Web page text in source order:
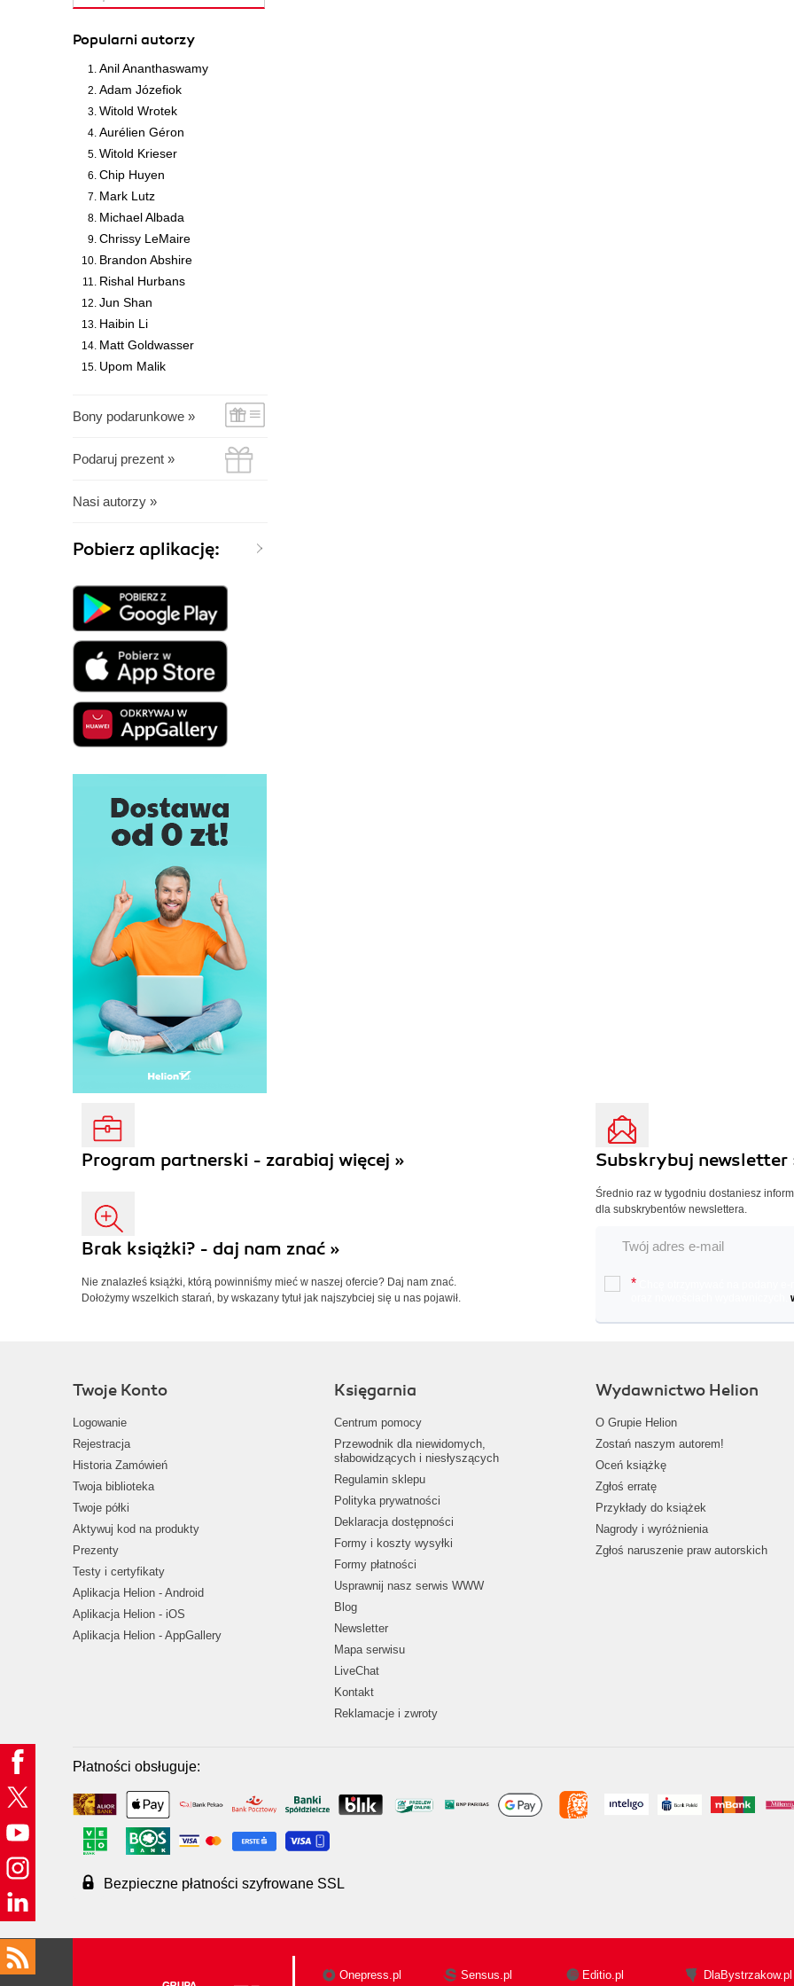
Popularni autorzy
Anil Ananthaswamy
Adam Józefiok
Witold Wrotek
Aurélien Géron
Witold Krieser
Chip Huyen
Mark Lutz
Michael Albada
Chrissy LeMaire
Brandon Abshire
Rishal Hurbans
Jun Shan
Haibin Li
Matt Goldwasser
Upom Malik
Bony podarunkowe »
Podaruj prezent »
Nasi autorzy »
Pobierz aplikację:
Program partnerski - zarabiaj więcej »
Brak książki? - daj nam znać »
Nie znalazłeś książki, którą powinniśmy mieć w naszej ofercie? Daj nam znać.
Dołożymy wszelkich starań, by wskazany tytuł jak najszybciej się u nas pojawił.
Subskrybuj newsletter
Średnio raz w tygodniu dostaniesz
dla subskrybentów newslettera.
*
Twoje Konto
Logowanie
Rejestracja
Historia Zamówień
Twoja biblioteka
Twoje półki
Aktywuj kod na produkty
Prezenty
Testy i certyfikaty
Aplikacja Helion - Android
Aplikacja Helion - iOS
Aplikacja Helion - AppGallery
Księgarnia
Centrum pomocy
Przewodnik dla niewidomych,
słabowidzących i niesłyszących
Regulamin sklepu
Polityka prywatności
Deklaracja dostępności
Formy i koszty wysyłki
Formy płatności
Usprawnij nasz serwis WWW
Blog
Newsletter
Mapa serwisu
LiveChat
Kontakt
Reklamacje i zwroty
Wydawnictwo Helion
O Grupie Helion
Zostań naszym autorem!
Oceń książkę
Zgłoś erratę
Przykłady do książek
Nagrody i wyróżnienia
Zgłoś naruszenie praw autorskich
Płatności obsługuje:
Bezpieczne płatności szyfrowane SSL
Onepress.pl Sensus.pl Editio.pl DlaBystrzakow.pl